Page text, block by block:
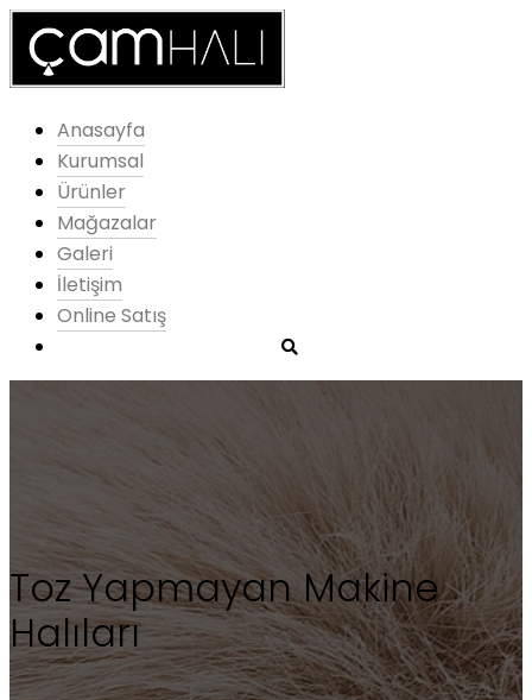
Anasayfa
Kurumsal
Ürünler
Mağazalar
Galeri
İletişim
Online Satış
Toz Yapmayan Makine
Halıları